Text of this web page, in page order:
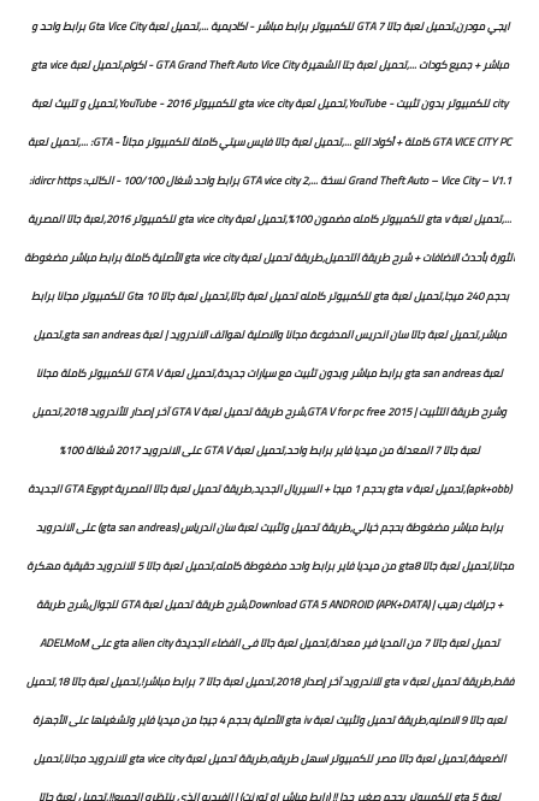
ايجي مودرن,تحميل لعبة جاتا 7 GTA للكمبيوتر برابط مباشر - اكاديمية ...,تحميل لعبة Gta Vice City برابط واحد و
مباشر + جميع كودات ...,تحميل لعبة جتا الشهيرة GTA Grand Theft Auto Vice City - اكوام,تحميل لعبة gta vice
city للكمبيوتر بدون تثبيت - YouTube,تحميل لعبة gta vice city للكمبيوتر 2016 - YouTube,تحميل و تتبيث لعبة
GTA VICE CITY PC كاملة + أكواد اللع ...,تحميل لعبة جاتا فايس سيتي كاملة للكمبيوتر مجاناً - GTA: ...,تحميل لعبة
Grand Theft Auto – Vice City – V1.1 نسخة ...,GTA vice city 2 برابط واحد شغال 100/100 - الكاتب: idircr https:
...,تحميل لعبة gta v للكمبيوتر كامله مضمون 100%,تحميل لعبة gta vice city للكمبيوتر 2016,لعبة جاتا المصرية
الثورة بأحدث الاضافات + شرح طريقة التحميل,طريقة تحميل لعبة gta vice city الأصلية كاملة برابط مباشر مضغوطة
بحجم 240 ميجا,تحميل لعبة gta للكمبيوتر كامله تحميل لعبة جاتا,تحميل لعبة جاتا 10 Gta للكمبيوتر مجانا برابط
مباشر,تحميل لعبة جاتا سان اندريس المدفوعة مجانا والاصلية لهواتف الاندرويد | لعبة gta san andreas,تحميل
لعبة gta san andreas برابط مباشر وبدون تثبيت مع سيارات جديدة,تحميل لعبة GTA V للكمبيوتر كاملة مجانا
وشرح طريقة التثبيت | GTA V for pc free 2015,شرح طريقة تحميل لعبة GTA V آخر إصدار للأندرويد 2018,تحميل
لعبة جاتا 7 المعدلة من ميديا فاير برابط واحد,تحميل لعبة GTA V على الاندرويد 2017 شغالة 100%
(apk+obb),تحميل لعبة gta v بحجم 1 ميجا + السيريال الجديد,طريقة تحميل لعبة جاتا المصرية GTA Egypt الجديدة
برابط مباشر مضغوطة بحجم خيالي,طريقة تحميل وتثبيت لعبة سان اندرياس (gta san andreas) على الاندرويد
مجانا,تحميل لعبة جاتا gta8 من ميديا فاير برابط واحد مضغوطة كامله,تحميل لعبة جاتا 5 للاندرويد حقيقية مهكرة
+ جرافيك رهيب | Download GTA 5 ANDROID (APK+DATA),شرح طريقة تحميل لعبة GTA للجوال,شرح طريقة
تحميل لعبة جاتا 7 من المديا فير معدلة,تحميل لعبة جاتا فى الفضاء الجديدة gta alien city على ADELMoM
فقط,طريقة تحميل لعبة gta v للاندرويد آخر إصدار 2018,تحميل لعبة جاتا 7 برابط مباشر!,تحميل لعبة جاتا 18,تحميل
لعبه جاتا 9 الاصليه,طريقة تحميل وتثبيت لعبة gta iv الأصلية بحجم 4 جيجا من ميديا فاير وتشغيلها على الأجهزة
الضعيفة,تحميل لعبة جاتا مصر للكمبيوتر اسهل طريقه,طريقة تحميل لعبة gta vice city للاندرويد مجانا,تحميل